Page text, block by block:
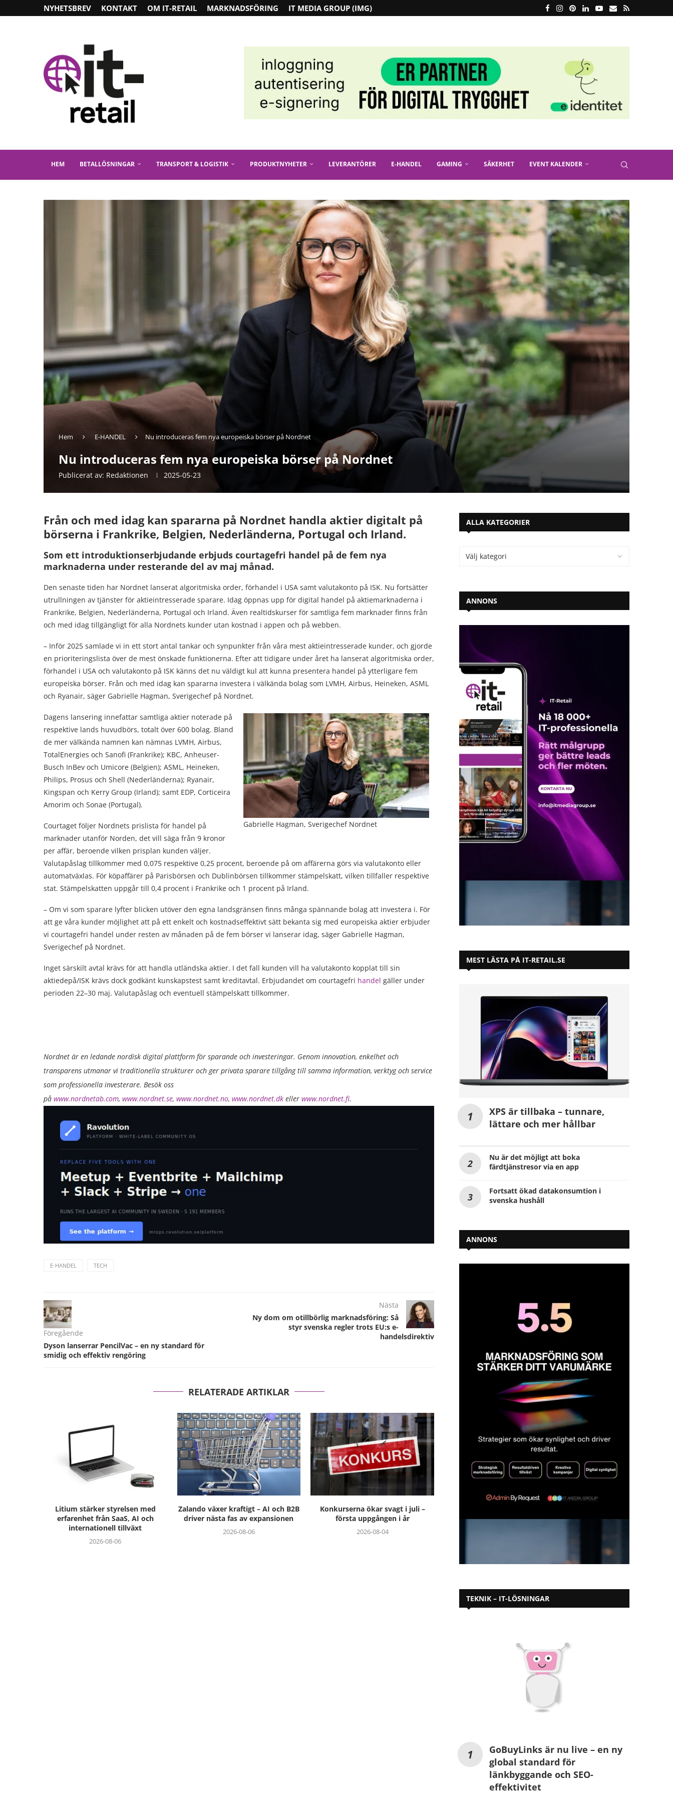
NYHETSBREV KONTAKT OM IT-RETAIL MARKNADSFÖRING IT MEDIA GROUP (IMG)
HEM BETALLÖSNINGAR TRANSPORT & LOGISTIK PRODUKTNYHETER LEVERANTÖRER E-HANDEL GAMING SÄKERHET EVENT KALENDER
Hem E-HANDEL Nu introduceras fem nya europeiska börser på Nordnet
Nu introduceras fem nya europeiska börser på Nordnet
Publicerat av: Redaktionen 2025-05-23
Från och med idag kan spararna på Nordnet handla aktier digitalt på
börserna i Frankrike, Belgien, Nederländerna, Portugal och Irland.
Som ett introduktionserbjudande erbjuds courtagefri handel på de fem nya
marknaderna under resterande del av maj månad.
Den senaste tiden har Nordnet lanserat algoritmiska order, förhandel i USA samt valutakonto på ISK. Nu fortsätter
utrullningen av tjänster för aktieintresserade sparare. Idag öppnas upp för digital handel på aktiemarknaderna i
Frankrike, Belgien, Nederländerna, Portugal och Irland. Även realtidskurser för samtliga fem marknader finns från
och med idag tillgängligt för alla Nordnets kunder utan kostnad i appen och på webben.
– Inför 2025 samlade vi in ett stort antal tankar och synpunkter från våra mest aktieintresserade kunder, och gjorde
en prioriteringslista över de mest önskade funktionerna. Efter att tidigare under året ha lanserat algoritmiska order,
förhandel i USA och valutakonto på ISK känns det nu väldigt kul att kunna presentera handel på ytterligare fem
europeiska börser. Från och med idag kan spararna investera i välkända bolag som LVMH, Airbus, Heineken, ASML
och Ryanair, säger Gabrielle Hagman, Sverigechef på Nordnet.
Gabrielle Hagman, Sverigechef Nordnet
Dagens lansering innefattar samtliga aktier noterade på
respektive lands huvudbörs, totalt över 600 bolag. Bland
de mer välkända namnen kan nämnas LVMH, Airbus,
TotalEnergies och Sanofi (Frankrike); KBC, Anheuser-
Busch InBev och Umicore (Belgien); ASML, Heineken,
Philips, Prosus och Shell (Nederländerna); Ryanair,
Kingspan och Kerry Group (Irland); samt EDP, Corticeira
Amorim och Sonae (Portugal).
Courtaget följer Nordnets prislista för handel på
marknader utanför Norden, det vill säga från 9 kronor
per affär, beroende vilken prisplan kunden väljer.
Valutapåslag tillkommer med 0,075 respektive 0,25 procent, beroende på om affärerna görs via valutakonto eller
automatväxlas. För köpaffärer på Parisbörsen och Dublinbörsen tillkommer stämpelskatt, vilken tillfaller respektive
stat. Stämpelskatten uppgår till 0,4 procent i Frankrike och 1 procent på Irland.
– Om vi som sparare lyfter blicken utöver den egna landsgränsen finns många spännande bolag att investera i. För
att ge våra kunder möjlighet att på ett enkelt och kostnadseffektivt sätt bekanta sig med europeiska aktier erbjuder
vi courtagefri handel under resten av månaden på de fem börser vi lanserar idag, säger Gabrielle Hagman,
Sverigechef på Nordnet.
Inget särskilt avtal krävs för att handla utländska aktier. I det fall kunden vill ha valutakonto kopplat till sin
aktiedepå/ISK krävs dock godkänt kunskapstest samt kreditavtal. Erbjudandet om courtagefri handel gäller under
perioden 22–30 maj. Valutapåslag och eventuell stämpelskatt tillkommer.
Nordnet är en ledande nordisk digital plattform för sparande och investeringar. Genom innovation, enkelhet och
transparens utmanar vi traditionella strukturer och ger privata sparare tillgång till samma information, verktyg och service
som professionella investerare. Besök oss
på www.nordnetab.com, www.nordnet.se, www.nordnet.no, www.nordnet.dk eller www.nordnet.fi.
E-HANDEL TECH
Föregående
Dyson lanserrar PencilVac – en ny standard för
smidig och effektiv rengöring
Nästa
Ny dom om otillbörlig marknadsföring: Så
styr svenska regler trots EU:s e-
handelsdirektiv
RELATERADE ARTIKLAR
Litium stärker styrelsen med
erfarenhet från SaaS, AI och
internationell tillväxt
2026-08-06
Zalando växer kraftigt – AI och B2B
driver nästa fas av expansionen
2026-08-06
Konkurserna ökar svagt i juli –
första uppgången i år
2026-08-04
ALLA KATEGORIER
ANNONS
MEST LÄSTA PÅ IT-RETAIL.SE
XPS är tillbaka – tunnare,
lättare och mer hållbar
Nu är det möjligt att boka
färdtjänstresor via en app
Fortsatt ökad datakonsumtion i
svenska hushåll
ANNONS
TEKNIK – IT-LÖSNINGAR
GoBuyLinks är nu live – en ny
global standard för
länkbyggande och SEO-
effektivitet